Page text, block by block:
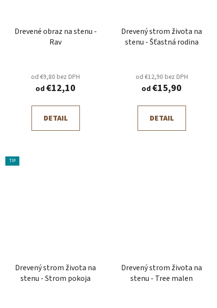
Drevené obraz na stenu -
Rav
od €9,80 bez DPH
od€12,10
DETAIL
Drevený strom života na
stenu - Šťastná rodina
od €12,90 bez DPH
od€15,90
DETAIL
TIP
Drevený strom života na
stenu - Strom pokoja
Drevený strom života na
stenu - Tree malen